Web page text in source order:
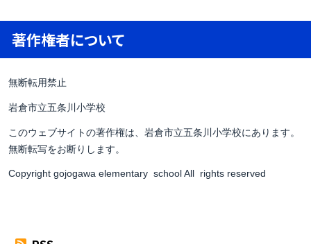
著作権者について
無断転用禁止
岩倉市立五条川小学校
このウェブサイトの著作権は、岩倉市立五条川小学校にあります。
無断転写をお断りします。
Copyright gojogawa elementary school All rights reserved